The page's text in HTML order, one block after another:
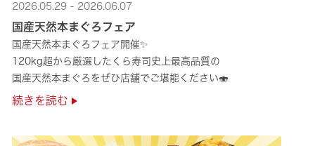
2026.05.29 - 2026.06.07
国産天然本まぐろフェア
国産天然本まぐろフェア開催✨
120kg超から厳選したくら寿司史上最高品質の
国産天然本まぐろをぜひ店舗でご堪能ください🍣
続きを読む